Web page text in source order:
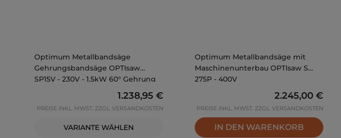
Optimum Metallbandsäge
Gehrungsbandsäge OPTIsaw
SP15V - 230V - 1,5kW 60° Gehrung
Regulärer Preis:
1.238,95 €
PREISE INKL. MWST. ZZGL. VERSANDKOSTEN
VARIANTE WÄHLEN
Optimum Metallbandsäge mit
Maschinenunterbau OPTIsaw S
275P - 400V
Regulärer Preis:
2.245,00 €
PREISE INKL. MWST. ZZGL. VERSANDKOSTEN
IN DEN WARENKORB